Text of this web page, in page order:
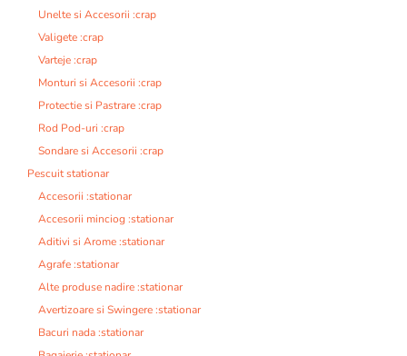
Unelte si Accesorii :crap
Valigete :crap
Varteje :crap
Monturi si Accesorii :crap
Protectie si Pastrare :crap
Rod Pod-uri :crap
Sondare si Accesorii :crap
Pescuit stationar
Accesorii :stationar
Accesorii minciog :stationar
Aditivi si Arome :stationar
Agrafe :stationar
Alte produse nadire :stationar
Avertizoare si Swingere :stationar
Bacuri nada :stationar